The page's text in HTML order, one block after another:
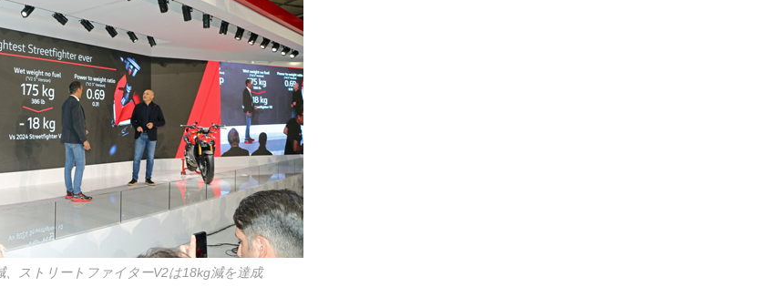
ストリートファイターV2は18kg減を達成